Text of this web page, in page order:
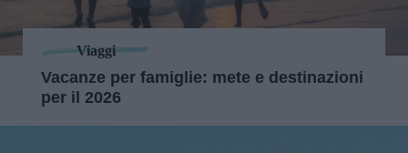
Viaggi
Vacanze per famiglie: mete e destinazioni
per il 2026